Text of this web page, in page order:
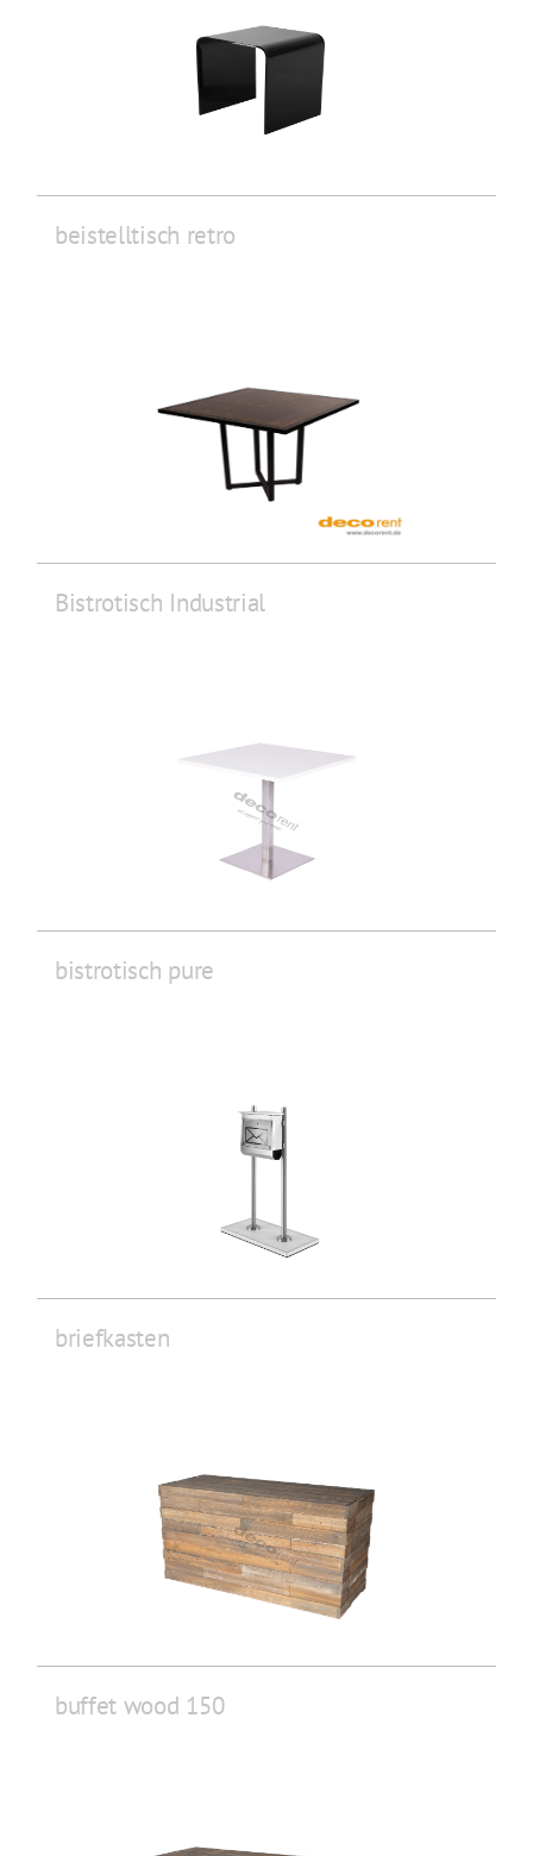
beistelltisch retro
Bistrotisch Industrial
bistrotisch pure
briefkasten
buffet wood 150